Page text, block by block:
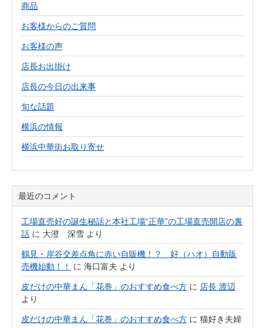
商品
お客様からのご質問
お客様の声
店長お出掛け
店長の今日の出来事
旬な話題
横浜の情報
横浜中華街お取り寄せ
最近のコメント
工場直売好の誕生秘話と本社工場“正華”の工場直売開店の裏
話 に 大澄 深雪 より
鶴見・岸谷交差点角に赤い自販機！？ 好（ハオ）自動販
売機始動！！
に 海口富夫 より
皮だけの中華まん「花巻」のおすすめ食べ方 に 店長 渡辺
より
皮だけの中華まん「花巻」のおすすめ食べ方 に 猫好き夫婦